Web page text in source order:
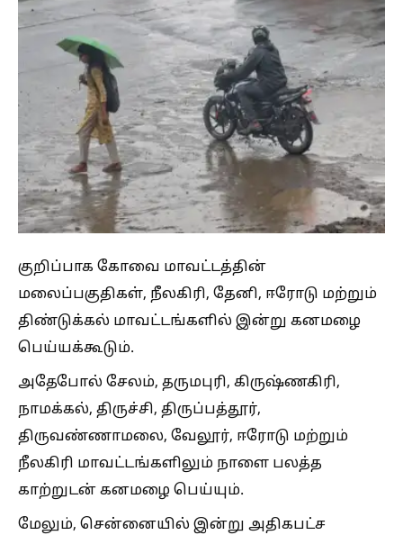
குறிப்பாக கோவை மாவட்டத்தின்
மலைப்பகுதிகள், நீலகிரி, தேனி, ஈரோடு மற்றும்
திண்டுக்கல் மாவட்டங்களில் இன்று கனமழை
பெய்யக்கூடும்.
அதேபோல் சேலம், தருமபுரி, கிருஷ்ணகிரி,
நாமக்கல், திருச்சி, திருப்பத்தூர்,
திருவண்ணாமலை, வேலூர், ஈரோடு மற்றும்
நீலகிரி மாவட்டங்களிலும் நாளை பலத்த
காற்றுடன் கனமழை பெய்யும்.
மேலும், சென்னையில் இன்று அதிகபட்ச